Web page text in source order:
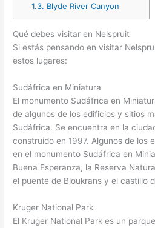
1.3. Blyde River Canyon
Qué debes visitar en Nelspruit
Si estás pensando en visitar
estos lugares:
Sudáfrica en Miniatura
El monumento Sudáfrica en
de algunos de los edificios y sitios
Sudáfrica. Se encuentra en la
construido en 1997. Algunos de los
en el monumento Sudáfrica en
Buena Esperanza, la Reserva
el puente de Bloukrans y el castillo
Kruger National Park
El Kruger National Park es un